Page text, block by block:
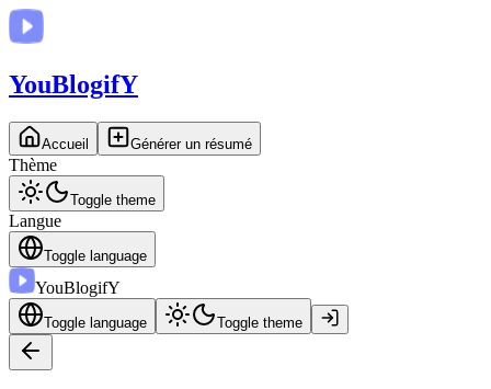
YouBlogifY
Accueil Générer un résumé
Thème
Toggle theme
Langue
Toggle language
YouBlogifY
Toggle language Toggle theme